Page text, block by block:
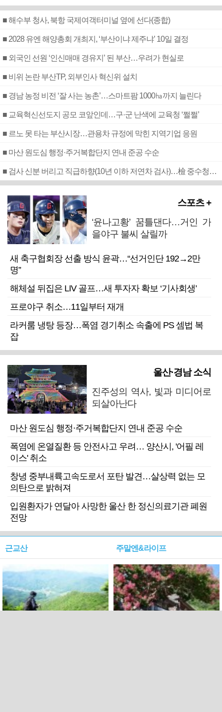
■ 해수부 청사, 북항 국제여객터미널 옆에 선다(종합)
■ 2028 유엔 해양총회 개최지, ‘부산이냐 제주냐’ 10일 결정
■ 외국인 선원 ‘인신매매 경유지’ 된 부산…우려가 현실로
■ 비위 논란 부산TP, 외부인사 혁신위 설치
■ 경남 농정 비전 ‘잘 사는 농촌’…스마트팜 1000㏊까지 늘린다
■ 교육혁신선도지 공모 코앞인데…구·군 난색에 교육청 ‘쩔쩔’
■ 르노 못 타는 부산시장…관용차 규정에 막힌 지역기업 응원
■ 마산 원도심 행정·주거복합단지 연내 준공 수순
■ 검사 신분 버리고 직급하향(10년 이하 저연차 검사)…檢 중수청행 기피
스포츠 +
‘윤나고황’ 꿈틀댄다…거인 가
을야구 불씨 살릴까
새 축구협회장 선출 방식 윤곽…“선거인단 192→2만
명”
해체설 뒤집은 LIV 골프…새 투자자 확보 ‘기사회생’
프로야구 취소…11일부터 재개
라커룸 냉탕 등장…폭염 경기취소 속출에 PS 셈법 복
잡
울산·경남 소식
진주성의 역사, 빛과 미디어로
되살아난다
마산 원도심 행정·주거복합단지 연내 준공 수순
폭염에 온열질환 등 안전사고 우려… 양산시, '어필 레
이스' 취소
창녕 중부내륙고속도로서 포탄 발견…살상력 없는 모
의탄으로 밝혀져
입원환자가 연달아 사망한 울산 한 정신의료기관 폐원
전망
근교산 주말엔&라이프